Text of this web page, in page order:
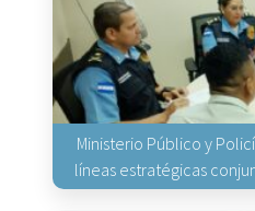
Ministerio Público y
líneas estratégicas